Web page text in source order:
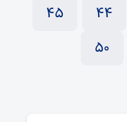
44
45
50